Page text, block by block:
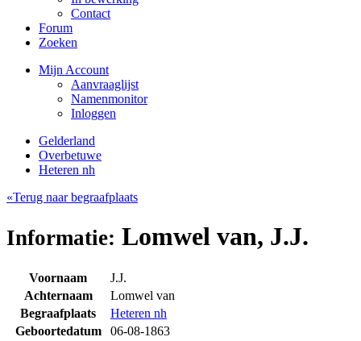
Contact
Forum
Zoeken
Mijn Account
Aanvraaglijst
Namenmonitor
Inloggen
Gelderland
Overbetuwe
Heteren nh
«Terug naar begraafplaats
Informatie: Lomwel van, J.J.
Voornaam
J.J.
Achternaam
Lomwel van
Begraafplaats
Heteren nh
Geboortedatum
06-08-1863